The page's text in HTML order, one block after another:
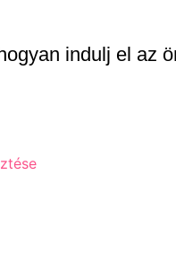
indulj el az